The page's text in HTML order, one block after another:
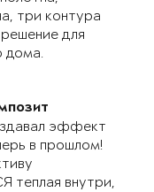
три контура
для
дома.
эффект
в прошлом!
теплая внутри,